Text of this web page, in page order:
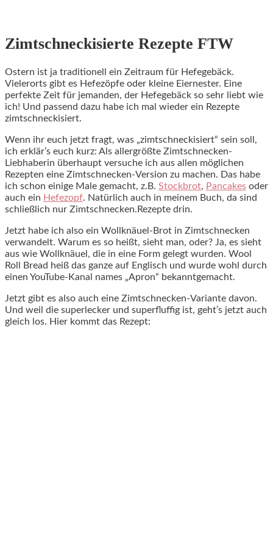
Zimtschneckisierte Rezepte FTW
Ostern ist ja traditionell ein Zeitraum für Hefegebäck.
Vielerorts gibt es Hefezöpfe oder kleine Eiernester. Eine
perfekte Zeit für jemanden, der Hefegebäck so sehr liebt wie
ich! Und passend dazu habe ich mal wieder ein Rezepte
zimtschneckisiert.
Wenn ihr euch jetzt fragt, was „zimtschneckisiert“ sein soll,
ich erklär’s euch kurz: Als allergrößte Zimtschnecken-
Liebhaberin überhaupt versuche ich aus allen möglichen
Rezepten eine Zimtschnecken-Version zu machen. Das habe
ich schon einige Male gemacht, z.B. Stockbrot, Pancakes oder
auch ein Hefezopf. Natürlich auch in meinem Buch, da sind
schließlich nur Zimtschnecken.Rezepte drin.
Jetzt habe ich also ein Wollknäuel-Brot in Zimtschnecken
verwandelt. Warum es so heißt, sieht man, oder? Ja, es sieht
aus wie Wollknäuel, die in eine Form gelegt wurden. Wool
Roll Bread heiß das ganze auf Englisch und wurde wohl durch
einen YouTube-Kanal names „Apron“ bekanntgemacht.
Jetzt gibt es also auch eine Zimtschnecken-Variante davon.
Und weil die superlecker und superfluffig ist, geht’s jetzt auch
gleich los. Hier kommt das Rezept: